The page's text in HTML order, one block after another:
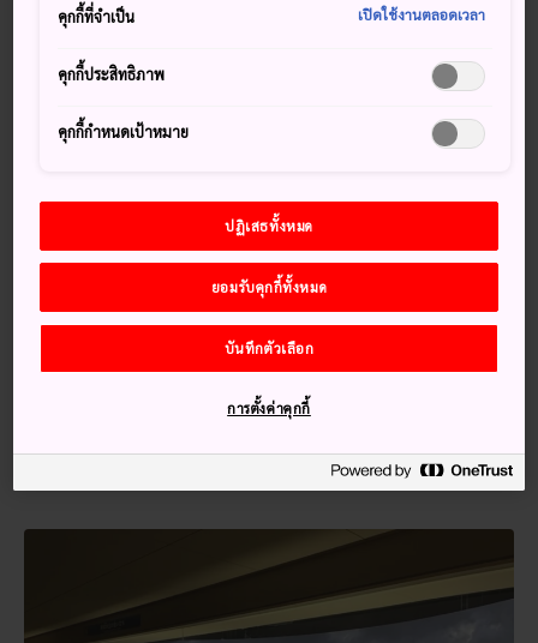
ออกมาได้ ดังนั้นนักท่องเที่ยวจึงสามารถชมว่ามีอะไรกำลังเกิดขึ้น
เข้าไปในปากปล่องภูเขาไฟ ในชั้นที่สามคุณสามารถรับชมวิดีโอ
ธรรมในอะโซะ"
พลาดไม่ได้
ทิวทัศน์ชั้นยอดของปล่องภูเขาไฟนาคาดาเกะ
เดินเล่นท่ามกลางทัศนียภาพงดงาม
คุกกี้ที่จำเป็น เปิดใช้งานตลอดเวลา
คุกกี้ประสิทธิภาพ
คุกกี้กำหนดเป้าหมาย
ปฏิเสธทั้งหมด
ยอมรับคุกกี้ทั้งหมด
บันทึกตัวเลือก
การตั้งค่าคุกกี้